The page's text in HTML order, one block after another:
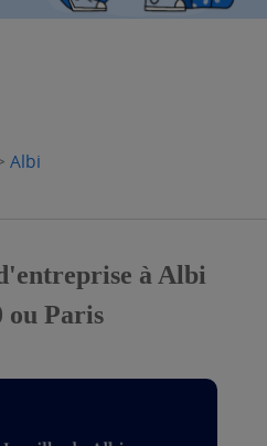
Albi
à Albi
ou Paris